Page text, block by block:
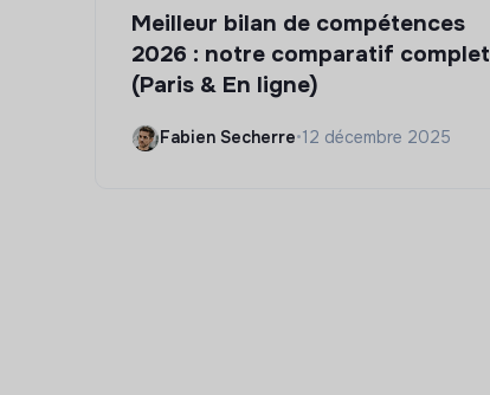
Meilleur bilan de compétences
2026 : notre comparatif complet
(Paris & En ligne)
Fabien Secherre•12 décembre 2025